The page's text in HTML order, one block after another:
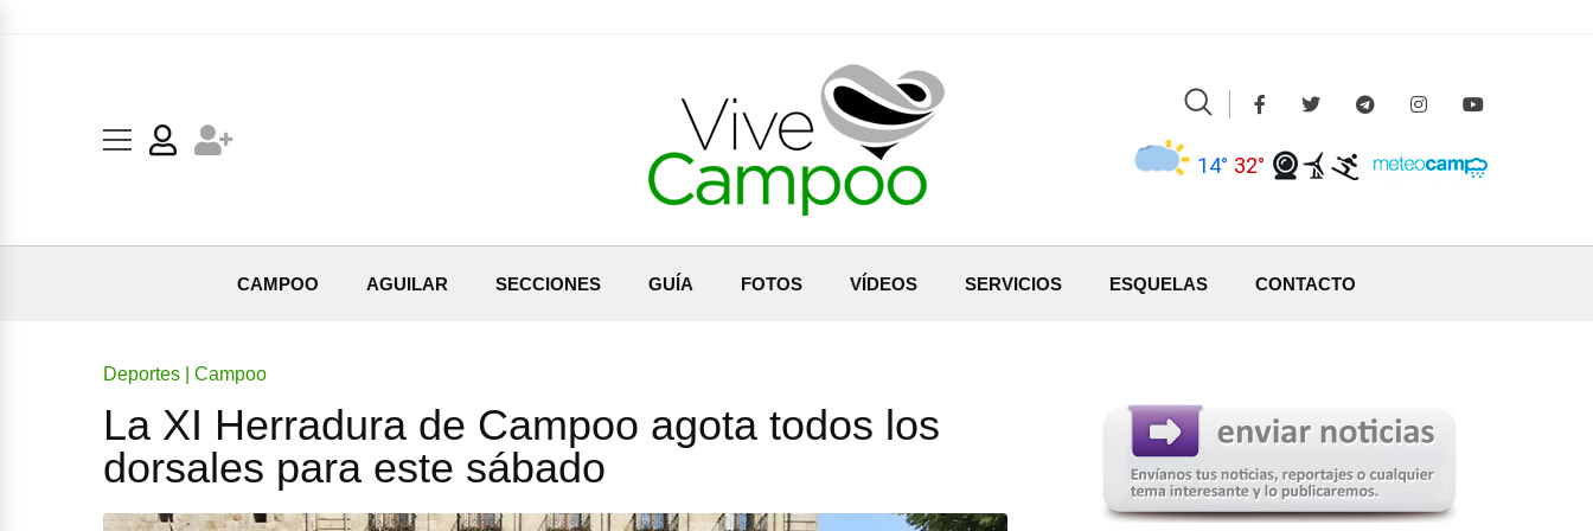
14° 32°
CAMPOO AGUILAR SECCIONES GUÍA FOTOS VÍDEOS SERVICIOS ESQUELAS CONTACTO
Deportes | Campoo
La XI Herradura de Campoo agota todos los
dorsales para este sábado